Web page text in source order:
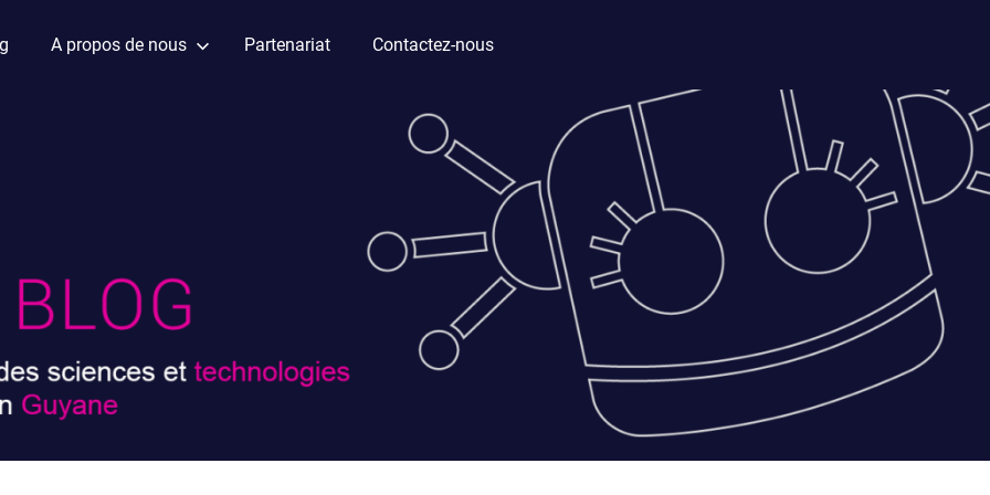
A propos de nous Partenariat Contactez-nous